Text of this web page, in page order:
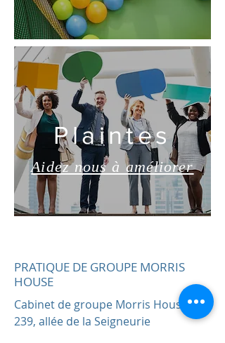
Plaintes
Aidez nous à améliorer
PRATIQUE DE GROUPE MORRIS
HOUSE
Cabinet de groupe Morris House
239, allée de la Seigneurie